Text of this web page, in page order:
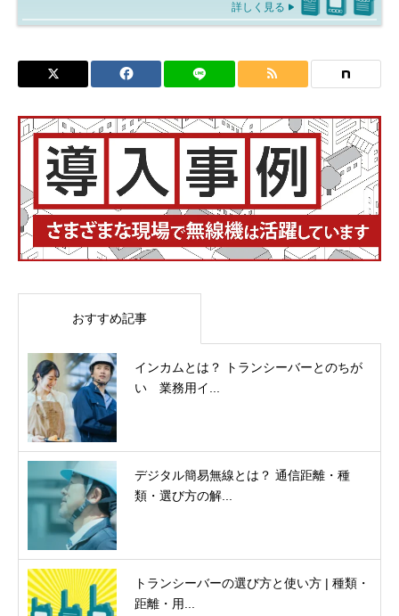
詳しく見る
おすすめ記事
インカムとは？ トランシーバーとのちが
い 業務用イ...
デジタル簡易無線とは？ 通信距離・種
類・選び方の解...
トランシーバーの選び方と使い方 | 種類・
距離・用...